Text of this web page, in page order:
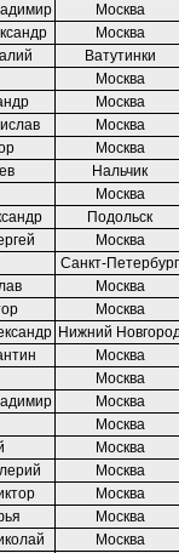
Москва
Москва
Ватутинки
Москва
Москва
Москва
Москва
Нальчик
Москва
Подольск
Москва
Санкт-Петербург
Москва
Москва
Нижний
Москва
Москва
Москва
Москва
Москва
Москва
Москва
Москва
Москва